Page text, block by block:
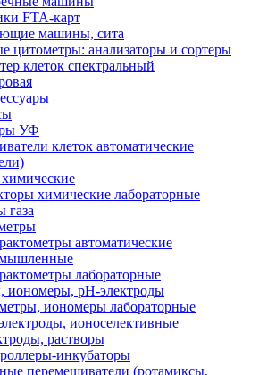
FTA-карт
машины, сита
цитометры: анализаторы и сортеры
клеток спектральный
УФ
клеток автоматические
химические лабораторные
газа
автоматические
лабораторные
иономеры, рН-электроды
иономеры лабораторные
ионоселективные
растворы
инкубаторы
перемешиватели (ротамиксы,